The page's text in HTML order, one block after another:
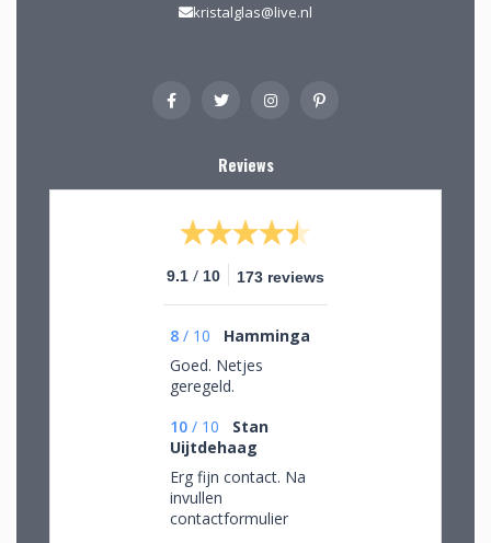
kristalglas@live.nl
Reviews
9.1 / 10 173 reviews
8 / 10
Hamminga
Goed. Netjes
geregeld.
10 / 10
Stan
Uijtdehaag
Erg fijn contact. Na
invullen
contactformulier